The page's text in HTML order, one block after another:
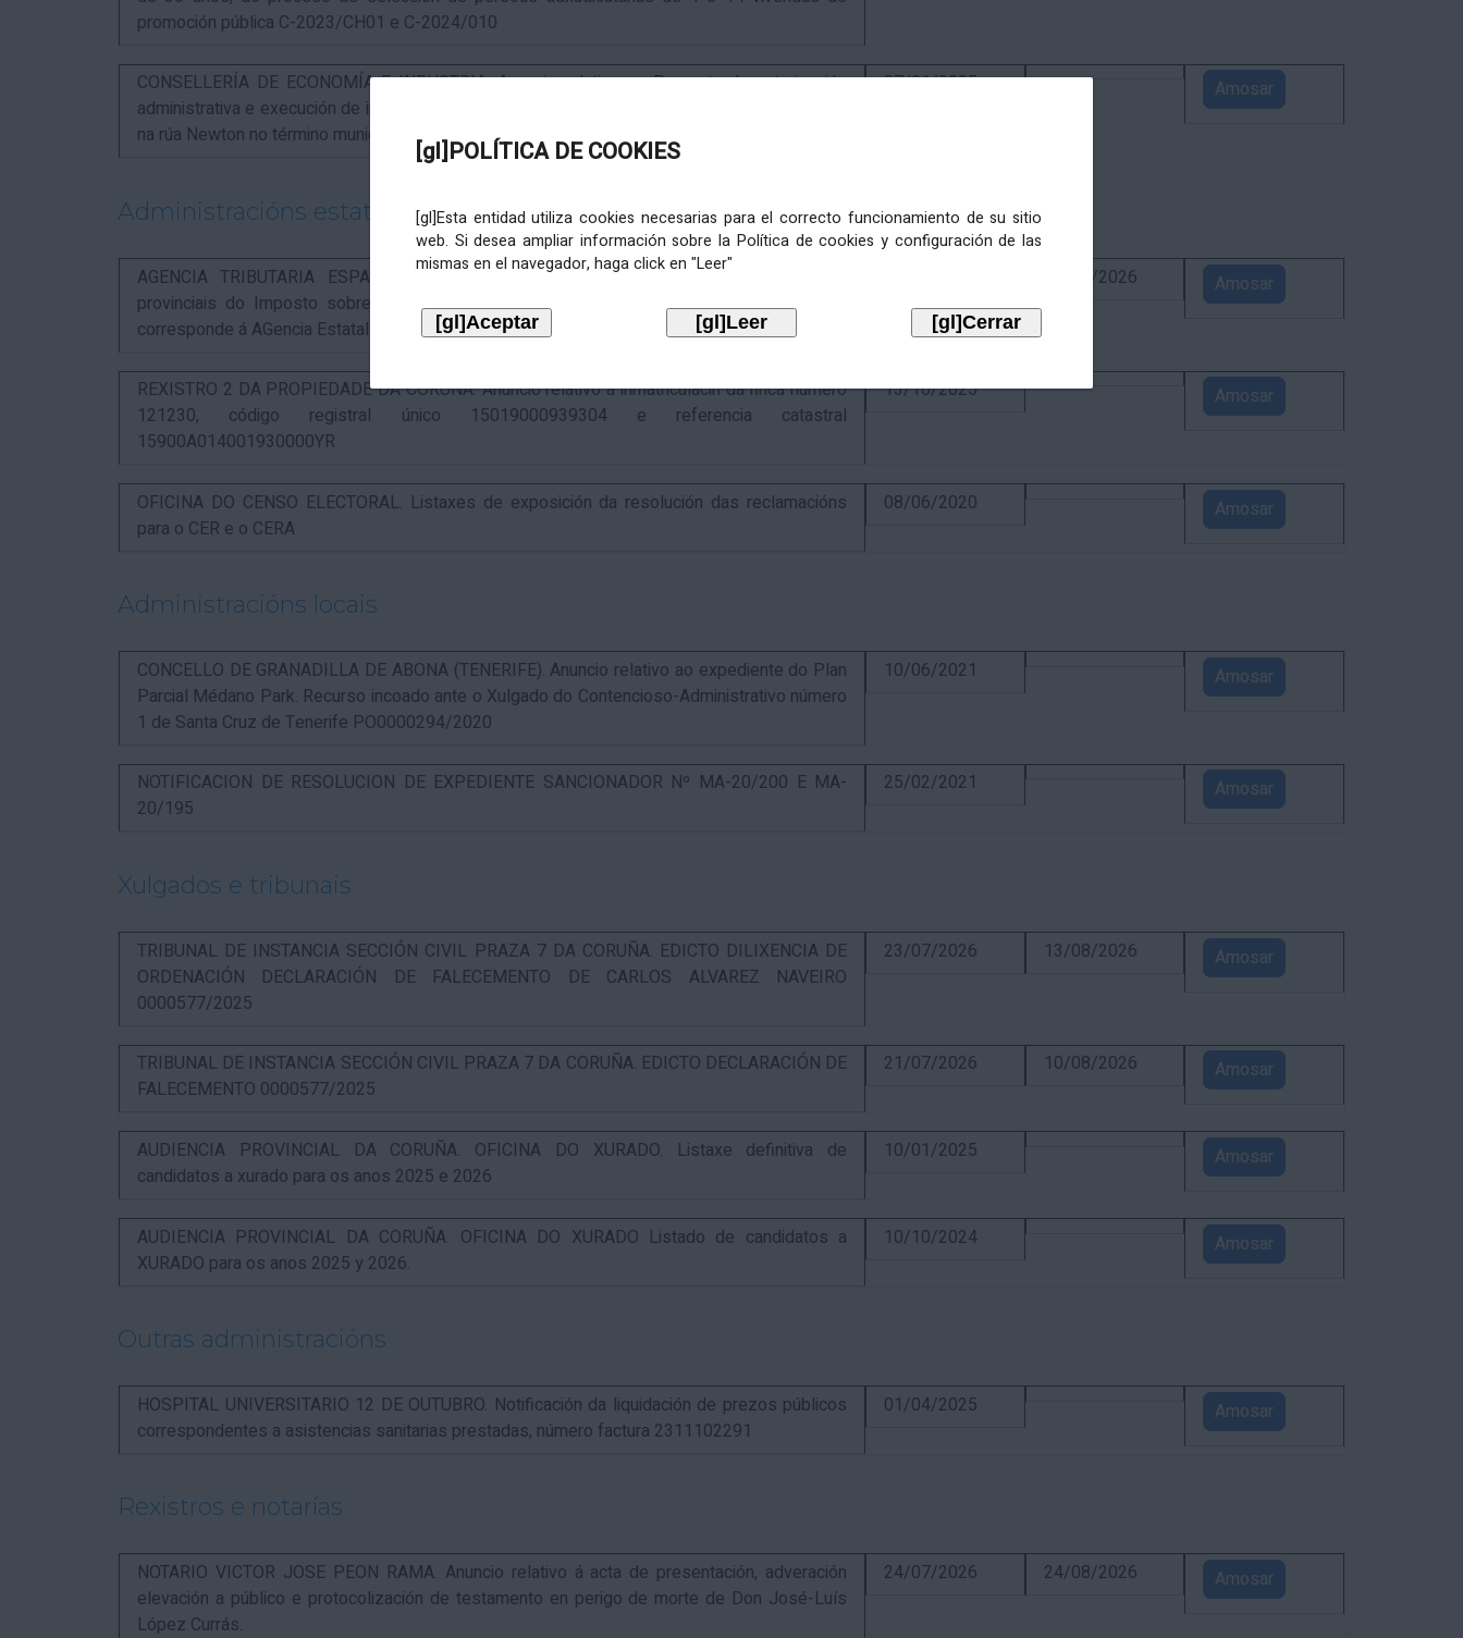
[gl]POLÍTICA DE COOKIES
[gl]Esta entidad utiliza cookies necesarias para el correcto funcionamiento de su sitio
web. Si desea ampliar información sobre la Política de cookies y configuración de las
mismas en el navegador, haga click en "Leer"
promoción pública C-2023/CH01 e C-2024/010
CONSELLERÍA DE ECONOMÍA E INDUSTRIA. Anuncio relativo ao Proxecto de autorización
administrativa e execución de instalacións para a instalación de nova ERM 16/4 Q.9000-D sita
na rúa Newton no término municipal da Coruña, exp. IN627A 2024/4-1
07/01/2025 Amosar
Administracións estatais
AGENCIA TRIBUTARIA ESPAÑOLA. Aviso relativo á recadación das cotas estatais e
provinciais do Imposto sobre Actividades Económicas de 2026, cuxa xestión recadatoria
corresponde á AGencia Estatal de Administración Tributaria.
02/09/2026 Amosar
REXISTRO 2 DA PROPIEDADE DA CORUÑA. Anuncio relativo á inmatriculacin da finca número
121230, código registral único 15019000939304 e referencia catastral
15900A014001930000YR
13/10/2025 Amosar
OFICINA DO CENSO ELECTORAL. Listaxes de exposición da resolución das reclamacións
para o CER e o CERA
08/06/2020 Amosar
Administracións locais
CONCELLO DE GRANADILLA DE ABONA (TENERIFE). Anuncio relativo ao expediente do Plan
Parcial Médano Park. Recurso incoado ante o Xulgado do Contencioso-Administrativo número
1 de Santa Cruz de Tenerife PO0000294/2020
10/06/2021 Amosar
NOTIFICACION DE RESOLUCION DE EXPEDIENTE SANCIONADOR Nº MA-20/200 E MA-
20/195
25/02/2021 Amosar
Xulgados e tribunais
TRIBUNAL DE INSTANCIA SECCIÓN CIVIL PRAZA 7 DA CORUÑA. EDICTO DILIXENCIA DE
ORDENACIÓN DECLARACIÓN DE FALECEMENTO DE CARLOS ALVAREZ NAVEIRO
0000577/2025
23/07/2026 13/08/2026 Amosar
TRIBUNAL DE INSTANCIA SECCIÓN CIVIL PRAZA 7 DA CORUÑA. EDICTO DECLARACIÓN DE
FALECEMENTO 0000577/2025
21/07/2026 10/08/2026 Amosar
AUDIENCIA PROVINCIAL DA CORUÑA. OFICINA DO XURADO. Listaxe definitiva de
candidatos a xurado para os anos 2025 e 2026
10/01/2025 Amosar
AUDIENCIA PROVINCIAL DA CORUÑA. OFICINA DO XURADO Listado de candidatos a
XURADO para os anos 2025 y 2026.
10/10/2024 Amosar
Outras administracións
HOSPITAL UNIVERSITARIO 12 DE OUTUBRO. Notificación da liquidación de prezos públicos
correspondentes a asistencias sanitarias prestadas, número factura 2311102291
01/04/2025 Amosar
Rexistros e notarías
NOTARIO VICTOR JOSE PEON RAMA. Anuncio relativo á acta de presentación, adveración
elevación a público e protocolización de testamento en perigo de morte de Don José-Luís
López Currás.
24/07/2026 24/08/2026 Amosar